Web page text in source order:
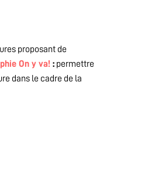
proposant de
On y va! : permettre
dans le cadre de la